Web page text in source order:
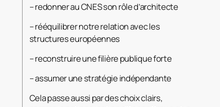
– redonner au CNES son rôle d’architecte
– rééquilibrer notre relation avec les
structures européennes
– reconstruire une filière publique forte
– assumer une stratégie indépendante
Cela passe aussi par des choix clairs,